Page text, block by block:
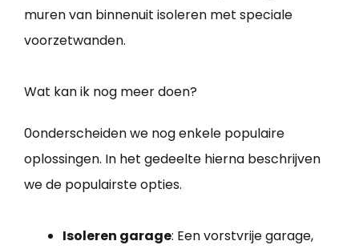
muren van binnenuit isoleren met speciale
voorzetwanden.
Wat kan ik nog meer doen?
0onderscheiden we nog enkele populaire
oplossingen. In het gedeelte hierna beschrijven
we de populairste opties.
Isoleren garage: Een vorstvrije garage,